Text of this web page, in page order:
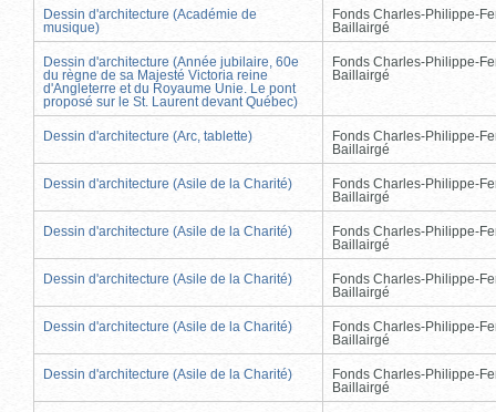
Dessin d'architecture (Académie de
musique)
Fonds Charles-Philippe-
Baillairgé
Dessin d'architecture (Année jubilaire, 60e
du règne de sa Majesté Victoria reine
d'Angleterre et du Royaume Unie. Le pont
proposé sur le St. Laurent devant Québec)
Fonds Charles-Philippe-
Baillairgé
Dessin d'architecture (Arc, tablette)
Fonds Charles-Philippe-
Baillairgé
Dessin d'architecture (Asile de la Charité)
Fonds Charles-Philippe-
Baillairgé
Dessin d'architecture (Asile de la Charité)
Fonds Charles-Philippe-
Baillairgé
Dessin d'architecture (Asile de la Charité)
Fonds Charles-Philippe-
Baillairgé
Dessin d'architecture (Asile de la Charité)
Fonds Charles-Philippe-
Baillairgé
Dessin d'architecture (Asile de la Charité)
Fonds Charles-Philippe-
Baillairgé